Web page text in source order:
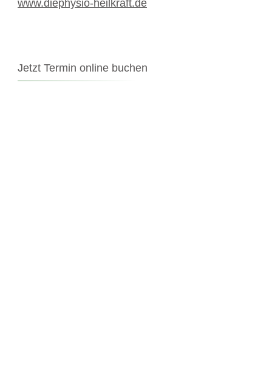
www.diephysio-heilkraft.de
Jetzt Termin online buchen